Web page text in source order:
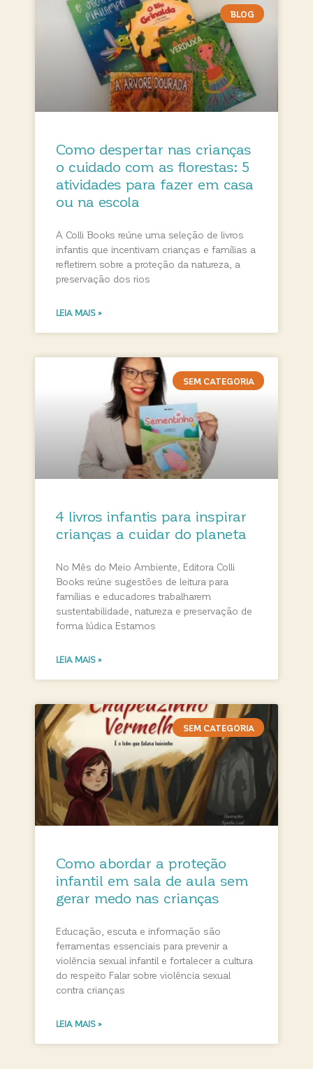
BLOG
Como despertar nas crianças
o cuidado com as florestas: 5
atividades para fazer em casa
ou na escola
A Colli Books reúne uma seleção de livros
infantis que incentivam crianças e famílias a
refletirem sobre a proteção da natureza, a
preservação dos rios
LEIA MAIS »
SEM CATEGORIA
4 livros infantis para inspirar
crianças a cuidar do planeta
No Mês do Meio Ambiente, Editora Colli
Books reúne sugestões de leitura para
famílias e educadores trabalharem
sustentabilidade, natureza e preservação de
forma lúdica Estamos
LEIA MAIS »
SEM CATEGORIA
Como abordar a proteção
infantil em sala de aula sem
gerar medo nas crianças
Educação, escuta e informação são
ferramentas essenciais para prevenir a
violência sexual infantil e fortalecer a cultura
do respeito Falar sobre violência sexual
contra crianças
LEIA MAIS »